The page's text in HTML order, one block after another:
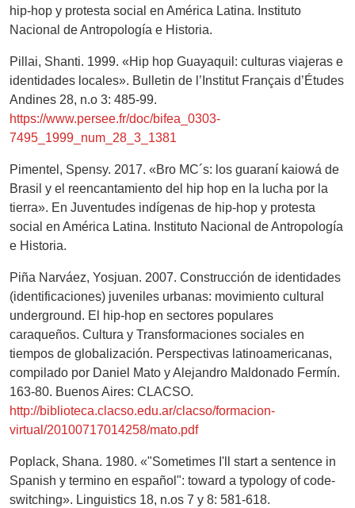
hip-hop y protesta social en América Latina. Instituto
Nacional de Antropología e Historia.
Pillai, Shanti. 1999. «Hip hop Guayaquil: culturas viajeras e
identidades locales». Bulletin de l’Institut Français d’Études
Andines 28, n.o 3: 485-99.
https://www.persee.fr/doc/bifea_0303-
7495_1999_num_28_3_1381
Pimentel, Spensy. 2017. «Bro MC´s: los guaraní kaiowá de
Brasil y el reencantamiento del hip hop en la lucha por la
tierra». En Juventudes indígenas de hip-hop y protesta
social en América Latina. Instituto Nacional de Antropología
e Historia.
Piña Narváez, Yosjuan. 2007. Construcción de identidades
(identificaciones) juveniles urbanas: movimiento cultural
underground. El hip-hop en sectores populares
caraqueños. Cultura y Transformaciones sociales en
tiempos de globalización. Perspectivas latinoamericanas,
compilado por Daniel Mato y Alejandro Maldonado Fermín.
163-80. Buenos Aires: CLACSO.
http://biblioteca.clacso.edu.ar/clacso/formacion-
virtual/20100717014258/mato.pdf
Poplack, Shana. 1980. «"Sometimes I'll start a sentence in
Spanish y termino en español": toward a typology of code-
switching». Linguistics 18, n.os 7 y 8: 581-618.